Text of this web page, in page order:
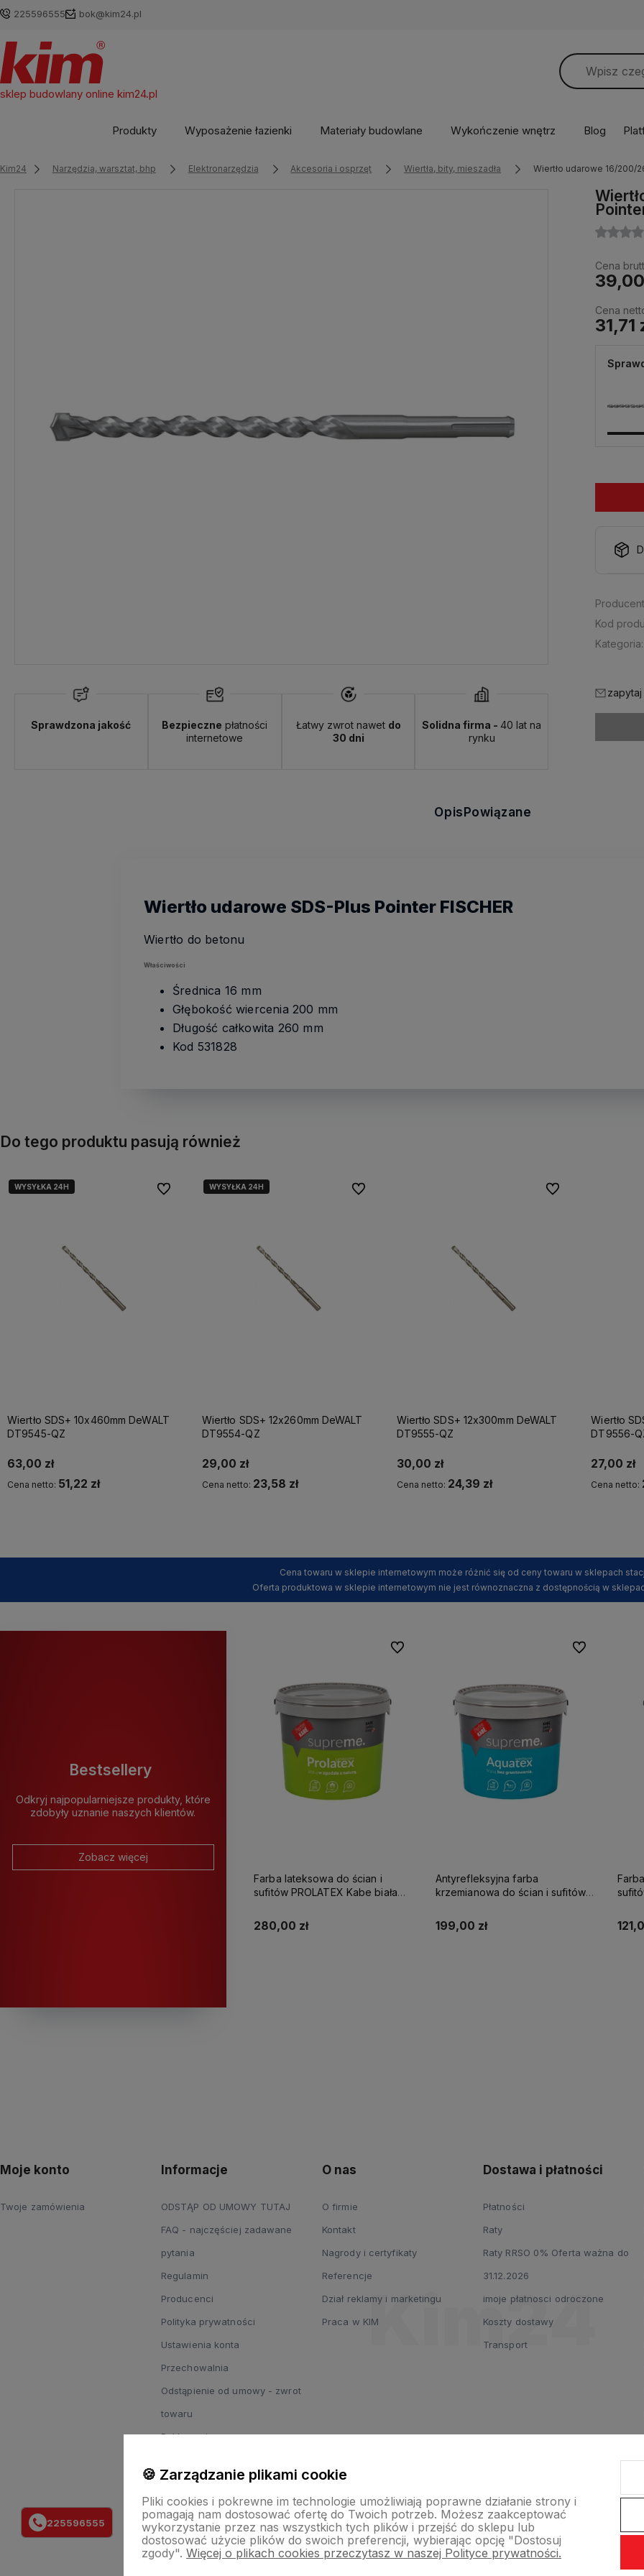
225596555 bok@kim24.pl
225596555
sklep budowlany online kim24.pl
Produkty Wyposażenie łazienki Materiały budowlane Wykończenie wnętrz Blog
Kim24 Narzędzia, warsztat, bhp Elektronarzędzia Akcesoria i osprzęt Wiertła, bity, mieszadła Wiertło udarowe 16/200/
Sprawdzona jakość Bezpieczne płatności
internetowe
Łatwy zwrot nawet do
30 dni
Solidna firma -40 lat na
rynku
Cena
Cena
31,71
Kod
Kategoria:
Opis Powiązane
Wiertło udarowe SDS-Plus Pointer FISCHER
Wiertło do betonu
Właściwości
Średnica 16 mm
Głębokość wiercenia 200 mm
Długość całkowita 260 mm
Kod 531828
Do tego produktu pasują również
WYSYŁKA 24H
Wiertło SDS+ 10x460mm DeWALT
DT9545-QZ
63,00 zł
Cena netto: 51,22 zł
Do ulubionychWYSYŁKA 24H
Wiertło SDS+ 12x260mm DeWALT
DT9554-QZ
29,00 zł
Cena netto: 23,58 zł
Do ulubionych
Wiertło SDS+ 12x300mm DeWALT
DT9555-QZ
30,00 zł
Cena netto: 24,39 zł
Do ulubionych
Wiertło
DT9556-
27,00 zł
Cena netto:
Cena towaru w sklepie internetowym może różnić się od ceny towaru w sklepach
Oferta produktowa w sklepie internetowym nie jest równoznaczna z dostępnością w
Bestsellery
Odkryj najpopularniejsze produkty, które
zdobyły uznanie naszych klientów.
Zobacz więcej
Farba lateksowa do ścian i
sufitów PROLATEX Kabe biała
280,00 zł
Do ulubionych
Antyrefleksyjna farba
krzemianowa do ścian i sufitów
BAZA A MAT
199,00 zł
Do ulubionych
Moje konto
Twoje zamówienia
Informacje
ODSTĄP OD UMOWY TUTAJ
FAQ - najczęściej zadawane
pytania
Regulamin
Producenci
Polityka prywatności
Ustawienia konta
Przechowalnia
Odstąpienie od umowy - zwrot
towaru
Reklamacje
Regulamin zapisu do newslettera
O nas
O firmie
Kontakt
Nagrody i certyfikaty
Referencje
Dział reklamy i marketingu
Praca w KIM
Dostawa i płatności
Płatności
Raty
Raty RRSO 0% Oferta ważna do
31.12.2026
imoje płatnosci odroczone
Koszty dostawy
Transport
🍪 Zarządzanie plikami cookie
Pliki cookies i pokrewne im technologie umożliwiają poprawne działanie strony i
pomagają nam dostosować ofertę do Twoich potrzeb. Możesz zaakceptować
wykorzystanie przez nas wszystkich tych plików i przejść do sklepu lub
dostosować użycie plików do swoich preferencji, wybierając opcję "Dostosuj
zgody". Więcej o plikach cookies przeczytasz w naszej Polityce prywatności.